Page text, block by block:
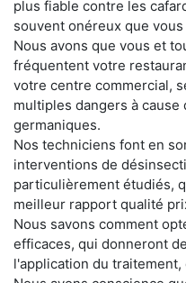
plus fiable contre les
souvent onéreux que
Nous avons que vous et
fréquentent votre
votre centre commercial,
multiples dangers à
germaniques.
Nos techniciens font en
interventions de
particulièrement étudiés,
meilleur rapport qualité
Nous savons comment
efficaces, qui donneront
l'application du